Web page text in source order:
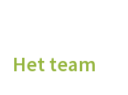
Het team